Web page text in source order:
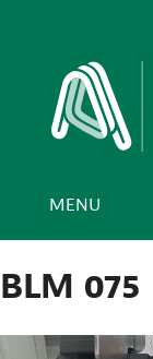
MENU
BLM 075